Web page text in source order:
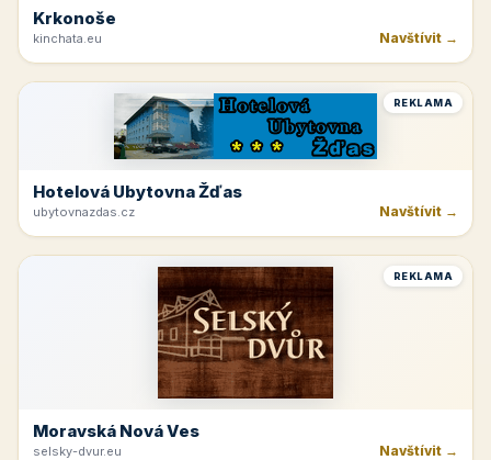
Krkonoše
kinchata.eu Navštívit →
REKLAMA
Hotelová Ubytovna Žďas
ubytovnazdas.cz Navštívit →
REKLAMA
Moravská Nová Ves
selsky-dvur.eu Navštívit →